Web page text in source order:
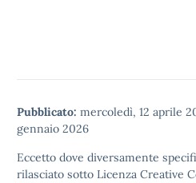
Pubblicato: mercoledì, 12 aprile
gennaio 2026
Eccetto dove diversamente
rilasciato sotto Licenza Creative